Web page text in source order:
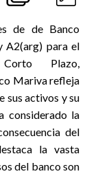
de de Banco
A2(arg) para el
Plazo,
Mariva refleja
sus activos y su
considerado la
del
la vasta
del banco son